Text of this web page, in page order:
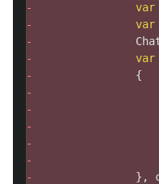
-
var
-
var
-
-
var
-
{
-
-
-
-
-
-
},